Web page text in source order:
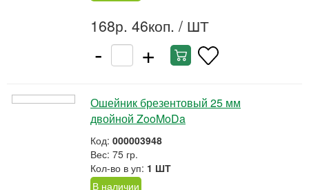
168р. 46коп. / ШТ
- +
Ошейник брезентовый 25 мм
двойной ZooMoDa
Код: 000003948
Вес: 75 гр.
Кол-во в уп: 1 ШТ
В наличии